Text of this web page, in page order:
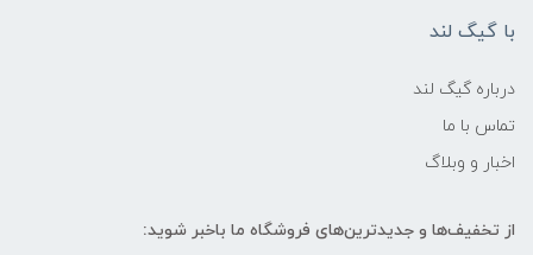
با گیگ لند
درباره گیگ لند
تماس با ما
اخبار و وبلاگ
از تخفیف‌ها و جدیدترین‌های فروشگاه ما باخبر شوید: